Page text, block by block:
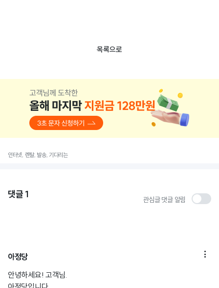
목록으로
인터넷, 렌탈, 발송, 기다리는
댓글 1 관심글 댓글 알림
아정당 
안녕하세요! 고객님.